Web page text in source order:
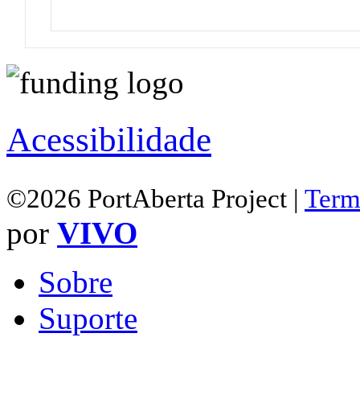
Acessibilidade
©2026 PortAberta Project |
por VIVO
Sobre
Suporte